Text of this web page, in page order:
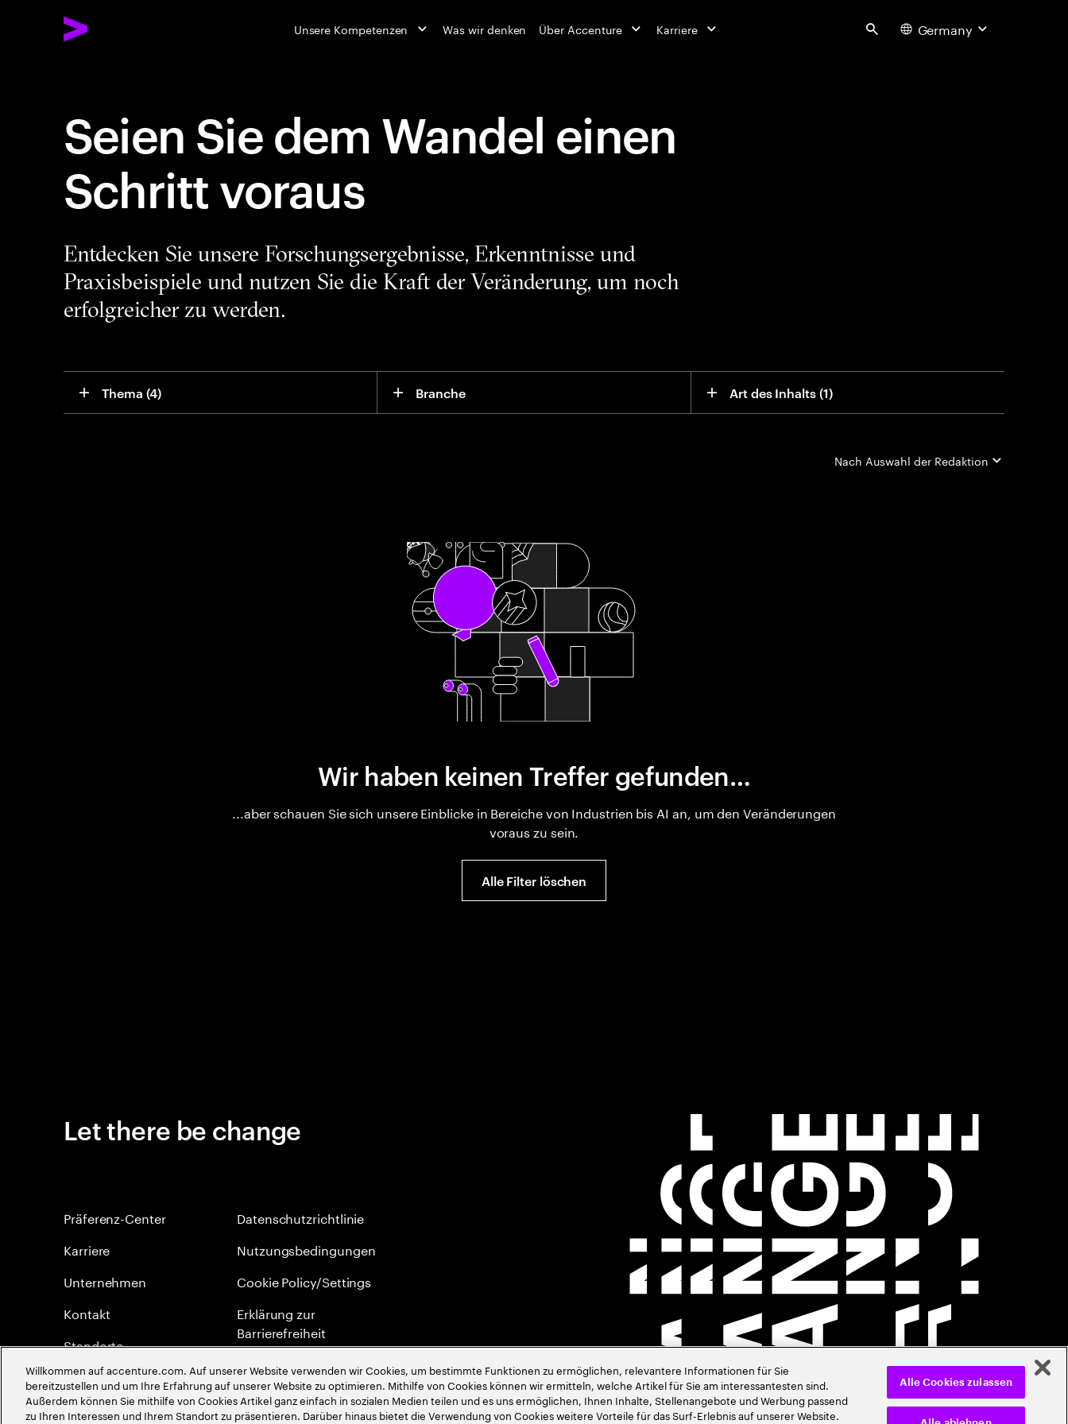
Unsere Kompetenzen Was wir denken Über Accenture Karriere Search Germany
Seien Sie dem Wandel einen
Schritt voraus
Entdecken Sie unsere Forschungsergebnisse, Erkenntnisse und
Praxisbeispiele und nutzen Sie die Kraft der Veränderung, um noch
erfolgreicher zu werden.
Thema (4) Branche Art des Inhalts (1)
Nach Auswahl der Redaktion
Wir haben keinen Treffer gefunden…
...aber schauen Sie sich unsere Einblicke in Bereiche von Industrien bis AI an, um den Veränderungen
voraus zu sein.
Alle Filter löschen
Let there be change
Präferenz-Center
Karriere
Unternehmen
Kontakt
Standorte
Impressum
Datenschutzrichtlinie
Nutzungsbedingungen
Cookie Policy/Settings
Erklärung zur
Barrierefreiheit
Site Map
Menschenrechte
Willkommen auf accenture.com. Auf unserer Website verwenden wir Cookies, um bestimmte Funktionen zu ermöglichen, relevantere Informationen für Sie
bereitzustellen und um Ihre Erfahrung auf unserer Website zu optimieren. Mithilfe von Cookies können wir ermitteln, welche Artikel für Sie am interessantesten sind.
Außerdem können Sie mithilfe von Cookies Artikel ganz einfach in sozialen Medien teilen und es uns ermöglichen, Ihnen Inhalte, Stellenangebote und Werbung passend
zu Ihren Interessen und Ihrem Standort zu präsentieren. Darüber hinaus bietet die Verwendung von Cookies weitere Vorteile für das Surf-Erlebnis auf unserer Website.
Alle Cookies zulassen